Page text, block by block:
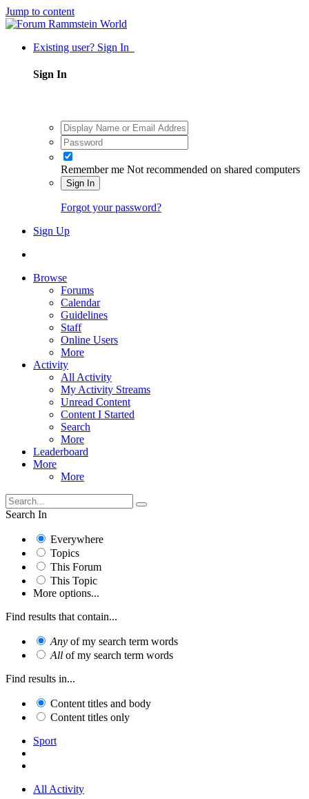
Jump to content
Existing user? Sign In
Sign In
Remember me Not recommended on shared computers
Sign In
Forgot your password?
Sign Up
Browse
Forums
Calendar
Guidelines
Staff
Online Users
More
Activity
All Activity
My Activity Streams
Unread Content
Content I Started
Search
More
Leaderboard
More
More
Search In
Everywhere
Topics
This Forum
This Topic
More options...
Find results that contain...
Any of my search term words
All of my search term words
Find results in...
Content titles and body
Content titles only
Sport
All Activity